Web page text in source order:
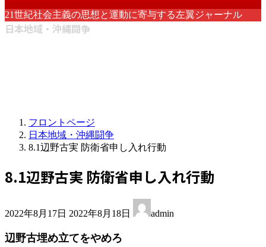
21世紀社会主義の思想と運動に寄与する左翼ジャーナル
日本地域・沖縄闘争
フロントページ
日本地域・沖縄闘争
8.1辺野古実 防衛省申し入れ行動
8.1辺野古実 防衛省申し入れ行動
2022年8月17日 終
新
2022年8月18日 admin
辺野古埋め立てをやめろ